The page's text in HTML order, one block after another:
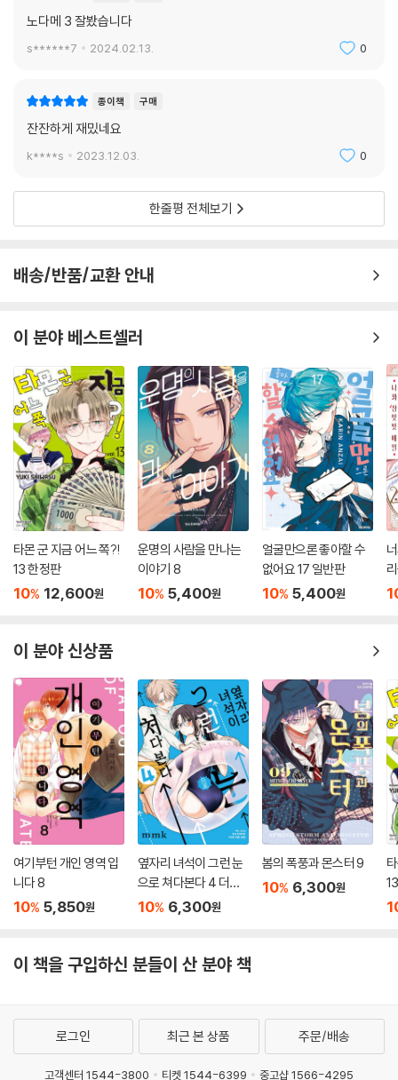
노다메 3 잘봤습니다
s******7 2024.02.13. 0
종이책 구매
잔잔하게 재밌네요
k****s 2023.12.03. 0
한줄평 전체보기
배송/반품/교환 안내
이 분야 베스트셀러
타몬 군 지금 어느 쪽?!
13 한정판
10% 12,600원
운명의 사람을 만나는
이야기 8
10% 5,400원
얼굴만으론 좋아할 수
없어요 17 일반판
10% 5,400원
이 분야 신상품
여기부턴 개인 영역 입
니다 8
10% 5,850원
옆자리 녀석이 그런 눈
으로 쳐다본다 4 더블
특전판
10% 6,300원
봄의 폭풍과 몬스터 9
10% 6,300원
이 책을 구입하신 분들이 산 분야 책
로그인 최근 본 상품 주문/배송
고객센터 1544-3800 티켓 1544-6399 중고샵 1566-4295